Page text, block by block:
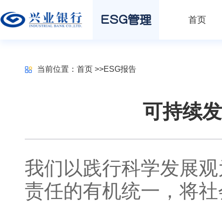
首页
当前位置： 首页 >>ESG报告
可持续
我们以践行科学发展
责任的有机统一，将